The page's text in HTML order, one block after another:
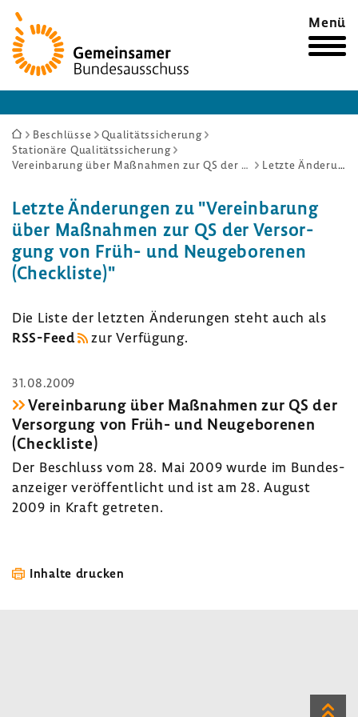
Zur
Startseite
Menü
Sie
sind
Beschlüsse
Qualitätssicherung
Stationäre Qualitätssicherung
Vereinbarung über Maßnahmen zur QS der Versorgung von Früh- und Neugeborenen (Checkliste)
Letzte Änderungen
Letzte Ände­rungen zu "Verein­ba­rung
über Maßnahmen zur QS der Versor­
gung von Früh- und Neuge­bo­renen
(Check­liste)"
Die Liste der letzten Ände­rungen steht auch als
RSS-​Feed
zur Verfü­gung.
31.08.2009
Verein­ba­rung über Maßnahmen zur QS der
Versor­gung von Früh- und Neuge­bo­renen
(Check­liste)
Der Beschluss vom 28. Mai 2009 wurde im Bundes­
an­zeiger veröf­fent­licht und ist am 28. August
2009 in Kraft getreten.
Inhalte drucken
Zum